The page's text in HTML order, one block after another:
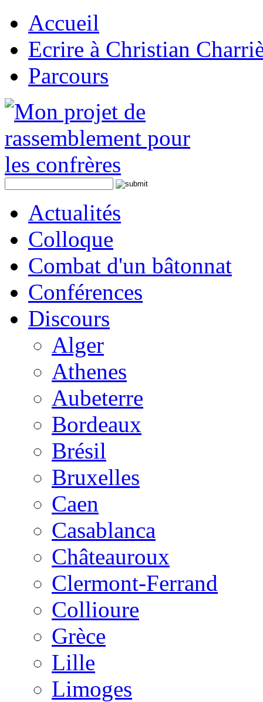
Accueil
Ecrire à Christian
Parcours
Actualités
Colloque
Combat d'un bâtonnat
Conférences
Discours
Alger
Athenes
Aubeterre
Bordeaux
Brésil
Bruxelles
Caen
Casablanca
Châteauroux
Clermont-Ferrand
Collioure
Grèce
Lille
Limoges